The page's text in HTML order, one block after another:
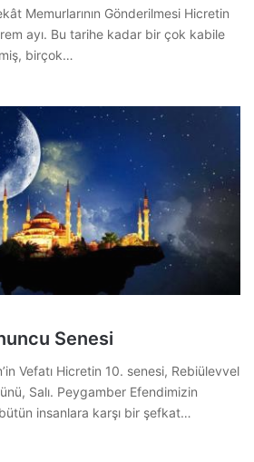
Memurlarının Gönderilmesi Hicretin
ayı. Bu tarihe kadar bir çok kabile
birçok…
Senesi
Vefatı Hicretin 10. senesi, Rebiülevvel
Salı. Peygamber Efendimizin
insanlara karşı bir şefkat…